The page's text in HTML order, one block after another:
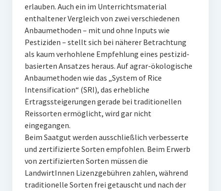
erlauben. Auch ein im Unterrichtsmaterial
enthaltener Vergleich von zwei verschiedenen
Anbaumethoden – mit und ohne Inputs wie
Pestiziden – stellt sich bei näherer Betrachtung
als kaum verhohlene Empfehlung eines pestizid-
basierten Ansatzes heraus. Auf agrar-ökologische
Anbaumethoden wie das „System of Rice
Intensification“ (SRI), das erhebliche
Ertragssteigerungen gerade bei traditionellen
Reissorten ermöglicht, wird gar nicht
eingegangen.
Beim Saatgut werden ausschließlich verbesserte
und zertifizierte Sorten empfohlen. Beim Erwerb
von zertifizierten Sorten müssen die
LandwirtInnen Lizenzgebühren zahlen, während
traditionelle Sorten frei getauscht und nach der